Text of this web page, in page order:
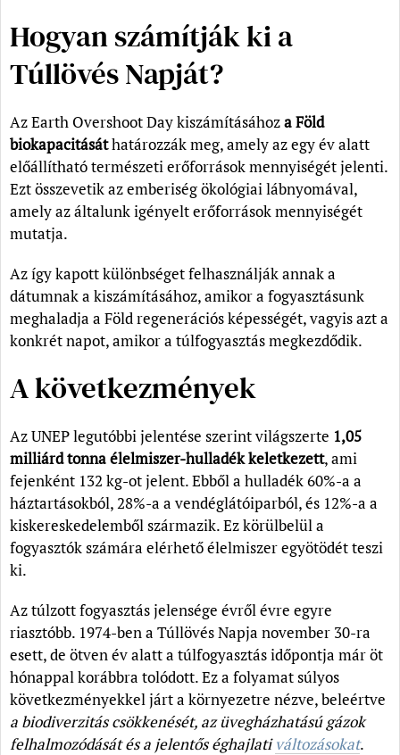
Hogyan számítják ki a
Túllövés Napját?
Az Earth Overshoot Day kiszámításáhoza Föld
biokapacitásáthatározzák meg, amely az egy év alatt
előállítható természeti erőforrások mennyiségét jelenti.
Ezt összevetik az emberiség ökológiai lábnyomával,
amely az általunk igényelt erőforrások mennyiségét
mutatja.
Az így kapott különbséget felhasználják annak a
dátumnak a kiszámításához, amikor a fogyasztásunk
meghaladja a Föld regenerációs képességét, vagyis azt a
konkrét napot, amikor a túlfogyasztás megkezdődik.
A következmények
Az UNEP legutóbbi jelentése szerint világszerte 1,05
milliárd tonna élelmiszer-hulladék keletkezett, ami
fejenként 132 kg-ot jelent. Ebből a hulladék 60%-a a
háztartásokból, 28%-a a vendéglátóiparból, és 12%-a a
kiskereskedelemből származik. Ez körülbelül a
fogyasztók számára elérhető élelmiszer egyötödét teszi
ki.
Az túlzott fogyasztás jelensége évről évre egyre
riasztóbb. 1974-ben a Túllövés Napja november 30-ra
esett, de ötven év alatt a túlfogyasztás időpontja már öt
hónappal korábbra tolódott. Ez a folyamat súlyos
következményekkel járt a környezetre nézve, beleértve
a biodiverzitás csökkenését, az üvegházhatású gázok
felhalmozódását és a jelentős éghajlativáltozásokat.